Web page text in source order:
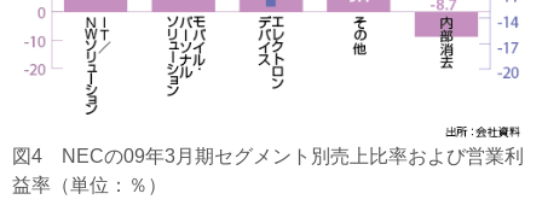
図4 NECの09年3月期セグメント別売上比率および営業利
益率（単位：％）